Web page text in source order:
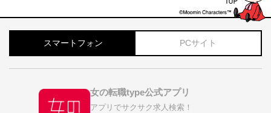
スマートフォン PCサイト
女の転職type公式アプリ
アプリでサクサク求人検索！